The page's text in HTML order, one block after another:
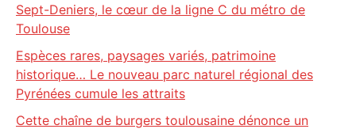
Sept-Deniers, le cœur de la ligne C du métro de
Toulouse
Espèces rares, paysages variés, patrimoine
historique… Le nouveau parc naturel régional des
Pyrénées cumule les attraits
Cette chaîne de burgers toulousaine dénonce un